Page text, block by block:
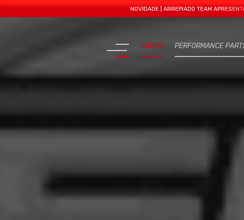
NOVIDADE | ARREPIADO TEAM APRESENTA MAIS
CARRO PERFORMANCE